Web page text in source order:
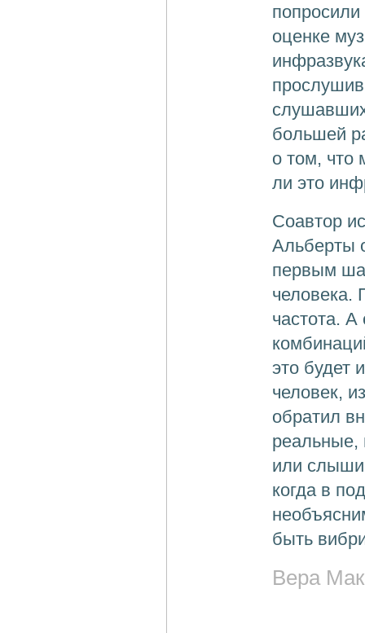
попросили
оценке
большей
о том, что
ли это
Соавтор
Альберты
первым
человека.
частота. А
это будет
человек,
обратил
реальные,
или
когда в
быть
Вера